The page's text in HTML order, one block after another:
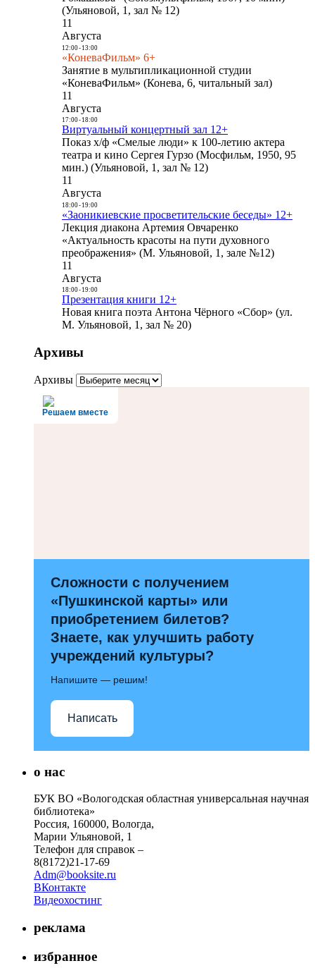
(Ульяновой, 1, зал № 12)
11
Августа
12:00- 13:00
«КоневаФильм» 6+
Занятие в мультипликационной студии
«КоневаФильм» (Конева, 6, читальный зал)
11
Августа
17:00- 18:00
Виртуальный концертный зал 12+
Показ х/ф «Смелые люди» к 100-летию актера
театра и кино Сергея Гурзо (Мосфильм, 1950, 95
мин.) (Ульяновой, 1, зал № 12)
11
Августа
18:00- 19:00
«Заоникиевские просветительские беседы» 12+
Лекция диакона Артемия Овчаренко
«Актуальность красоты на пути духовного
преображения» (М. Ульяновой, 1, зале №12)
11
Августа
18:00- 19:00
Презентация книги 12+
Новая книга поэта Антона Чёрного «Сбор» (ул.
М. Ульяновой, 1, зал № 20)
Архивы
Архивы
Решаем вместе
Сложности с получением
«Пушкинской карты» или
приобретением билетов?
Знаете, как улучшить работу
учреждений культуры?
Напишите — решим!
Написать
о нас
БУК ВО «Вологодская областная универсальная научная
библиотека»
Россия, 160000, Вологда,
Марии Ульяновой, 1
Телефон для справок –
8(8172)21-17-69
Adm@booksite.ru
ВКонтакте
Видеохостинг
реклама
избранное